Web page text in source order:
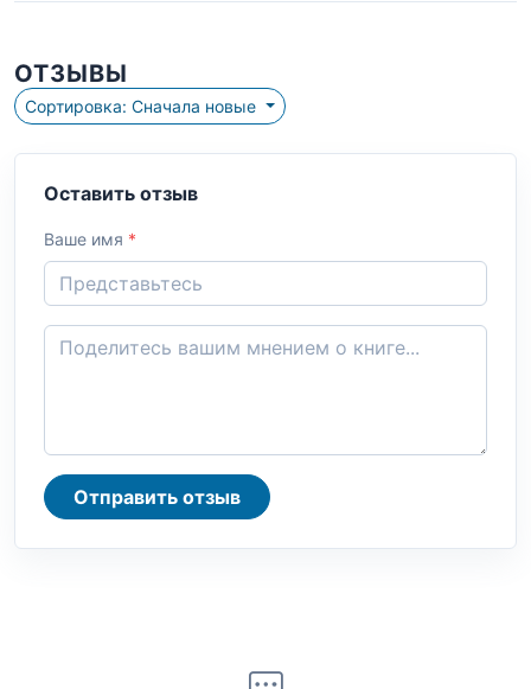
ОТЗЫВЫ
Сортировка: Сначала новые
Оставить отзыв
Ваше имя *
Отправить отзыв